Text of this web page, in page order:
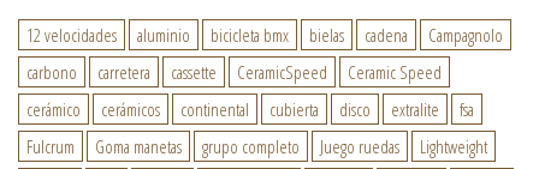
12 velocidades aluminio bicicleta bmx bielas cadena
Campagnolo
carbono
carretera cassette CeramicSpeed
Ceramic Speed
cerámico
cerámicos continental cubierta disco extralite
fsa
Fulcrum
Goma manetas grupo completo Juego ruedas
Lightweight